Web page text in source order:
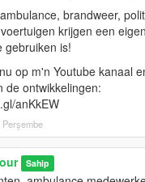
brandweer,
krijgen een
gebruiken is!
op m'n Youtube kanaal
de ontwikkelingen:
anKkEW
Perşembe
Sahip